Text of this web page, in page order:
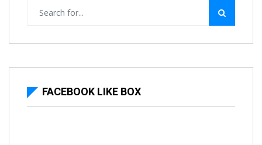
FACEBOOK LIKE BOX